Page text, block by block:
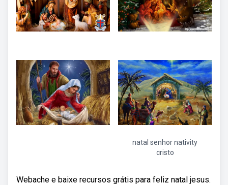
natal senhor nativity
cristo
Webache e baixe recursos grátis para feliz natal jesus.